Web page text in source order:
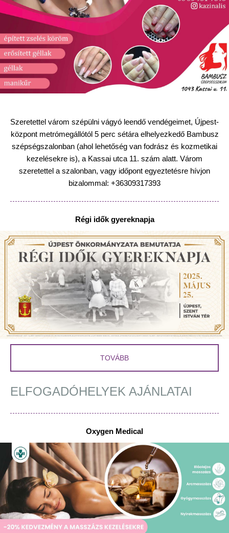
Szeretettel várom szépülni vágyó leendő vendégeimet, Újpest-
központ metrómegállótól 5 perc sétára elhelyezkedő Bambusz
szépségszalonban (ahol lehetőség van fodrász és kozmetikai
kezelésekre is), a Kassai utca 11. szám alatt. Várom
szeretettel a szalonban, vagy időpont egyeztetésre hívjon
bizalommal: +36309317393
Régi idők gyereknapja
TOVÁBB
ELFOGADÓHELYEK AJÁNLATAI
Oxygen Medical